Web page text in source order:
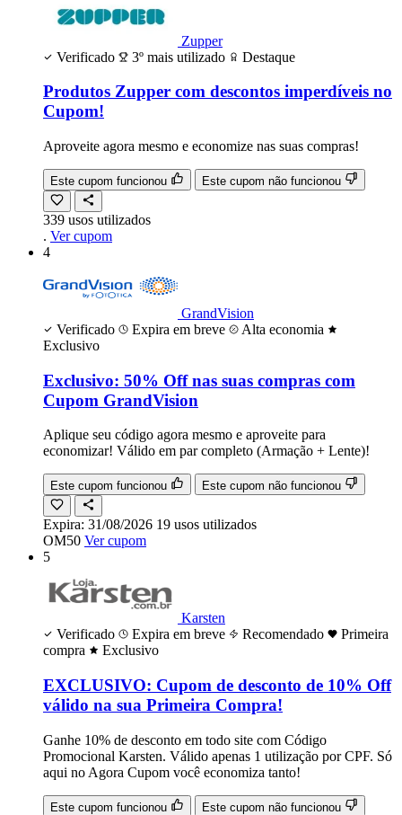
Zupper
Verificado
3º mais utilizado Destaque
Produtos Zupper com descontos imperdíveis no
Cupom!
Aproveite agora mesmo e economize nas suas compras!
Este cupom funcionou Este cupom não funcionou
339 usos utilizados
. Ver cupom
4
GrandVision
Verificado
Expira em breve
Alta economia
Exclusivo
Exclusivo: 50% Off nas suas compras com
Cupom GrandVision
Aplique seu código agora mesmo e aproveite para
economizar! Válido em par completo (Armação + Lente)!
Este cupom funcionou Este cupom não funcionou
Expira: 31/08/2026 19 usos utilizados
OM50 Ver cupom
5
Karsten
Verificado
Expira em breve Recomendado
Primeira
compra
Exclusivo
EXCLUSIVO: Cupom de desconto de 10% Off
válido na sua Primeira Compra!
Ganhe 10% de desconto em todo site com Código
Promocional Karsten. Válido apenas 1 utilização por CPF. Só
aqui no Agora Cupom você economiza tanto!
Este cupom funcionou Este cupom não funcionou